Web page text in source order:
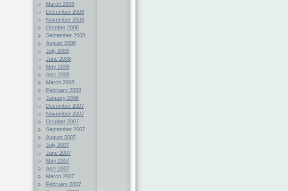
March 2009
December 2008
November 2008
October 2008
September 2008
August 2008
July 2008
June 2008
May 2008
April 2008
March 2008
February 2008
January 2008
December 2007
November 2007
October 2007
September 2007
August 2007
July 2007
June 2007
May 2007
April 2007
March 2007
February 2007